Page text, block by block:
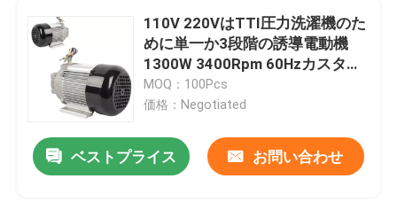
110V 220VはTTI圧力洗濯機のた
めに単一か3段階の誘導電動機
1300W 3400Rpm 60Hzカスタマ
イズした
MOQ：100Pcs
価格：Negotiated
ベストプライス お問い合わせ